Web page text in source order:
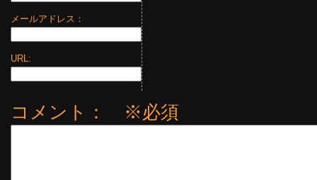
メールアドレス：
URL:
コメント： ※必須